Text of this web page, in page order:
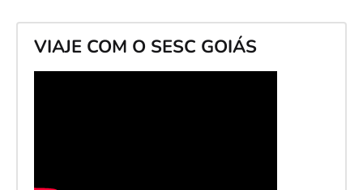
VIAJE COM O SESC GOIÁS